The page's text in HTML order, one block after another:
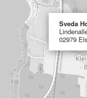
Sveda
02979